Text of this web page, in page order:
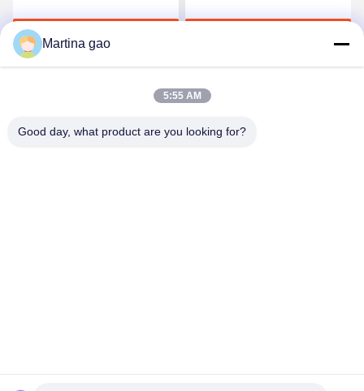
склеивающую пленку
Получите самую
пленку для безшовного
Martina gao
5:55 AM
Good day, what product are you looking for?